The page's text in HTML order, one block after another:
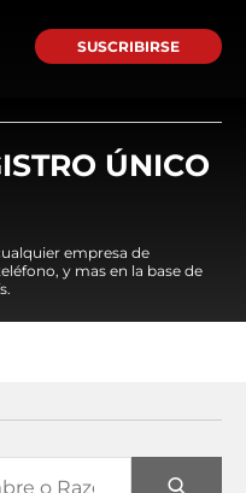
SUSCRIBIRSE
ÚNICO
empresa de
y mas en la base de